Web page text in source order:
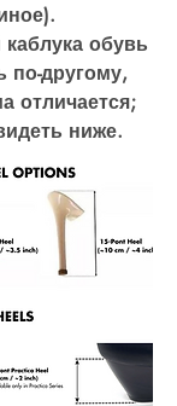
обувь
по-другому,
отличается;
ниже.